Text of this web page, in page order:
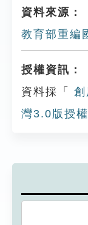
資料來源：
教育部重編
授權資訊：
資料採「
灣3.0版授